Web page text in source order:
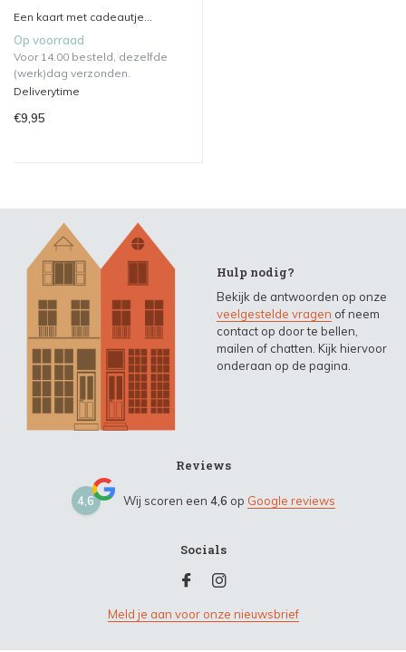
Een kaart met cadeautje...
Op voorraad
Voor 14.00 besteld, dezelfde
(werk)dag verzonden.
Deliverytime
€9,95
Hulp nodig?
Bekijk de antwoorden op onze
veelgestelde vragen of neem
contact op door te bellen,
mailen of chatten. Kijk hiervoor
onderaan op de pagina.
Reviews
4,6 Wij scoren een 4,6 op Google reviews
Socials
Meld je aan voor onze nieuwsbrief